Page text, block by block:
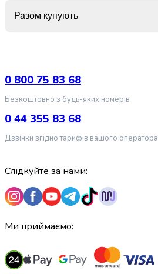
Булгур
крупа
Манна
Кіноа
крупа
крупа
Перлова
Консервовані
продукти
Рибні
Разом купують
0 800 75 83 68
Безкоштовно з будь-яких номерів
0 44 355 83 68
Дзвінки згідно тарифів вашого оператора
Слідкуйте за нами:
Ми приймаємо: